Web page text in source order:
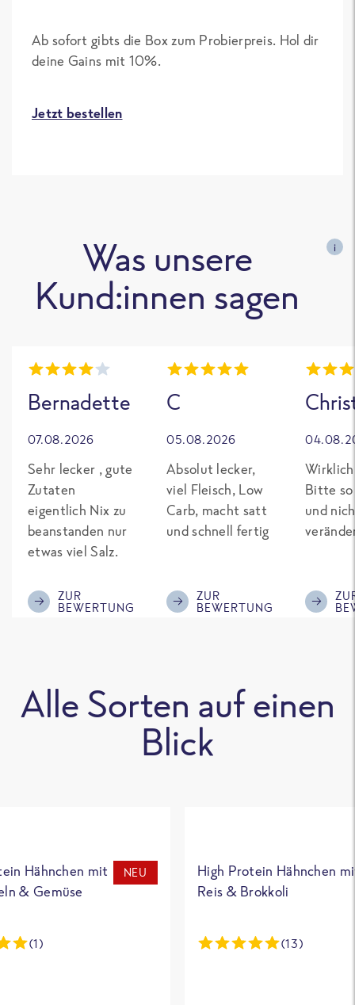
Ab sofort gibts die Box zum Probierpreis. Hol dir
deine Gains mit 10%.
Jetzt bestellen
Was unsere
Kund:innen sagen
i
Bernadette
07.08.2026
Sehr lecker , gute
Zutaten
eigentlich Nix zu
beanstanden nur
etwas viel Salz.
ZUR
BEWERTUNG
C
05.08.2026
Absolut lecker,
viel Fleisch, Low
Carb, macht satt
und schnell fertig
ZUR
BEWERTUNG
Bitte so
und
Alle Sorten auf einen
Blick
Hähnchen mit
& Gemüse
NEU
(1)
High Protein Hähnchen
Reis & Brokkoli
(13)